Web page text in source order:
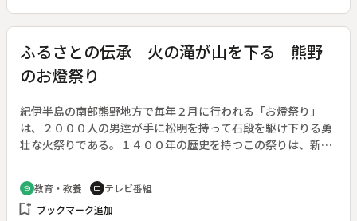
ふるさとの伝承 火の滝が山を下る 熊野
のお燈祭り
紀伊半島の南部熊野地方で毎年２月に行われる「お燈祭り」
は、２０００人の男逹が手に松明を持って石段を駆け下りる勇
壮な火祭りである。１４００年の歴史を持つこの祭りは、新宮
市の神倉神社の年神を迎える行事で、山岳仏教のなごりを残し
ている。山伏や子供逹まで混った白装束の一団が、神から戴い
た火をかかげて駆け下りるさまは、火の滝と呼ぶのにふさわし
い。◆お燈祭り〔和歌山県〕、神倉神社〔和歌山県〕、熊野速
school 教育・教養 tv テレビ番組
bookmark_add ブックマーク追加